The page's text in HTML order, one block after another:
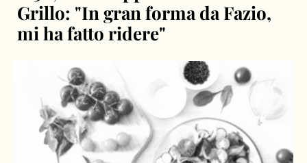
Grillo: "In gran forma da Fazio,
mi ha fatto ridere"